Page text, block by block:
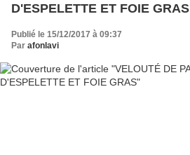
D'ESPELETTE ET FOIE GRAS
Publié le 15/12/2017 à 09:37
Par afonlavi